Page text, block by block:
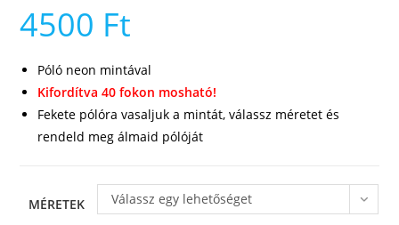
4500 Ft
Póló neon mintával
Kifordítva 40 fokon mosható!
Fekete pólóra vasaljuk a mintát, válassz méretet és
rendeld meg álmaid pólóját
MÉRETEK Válassz egy lehetőséget